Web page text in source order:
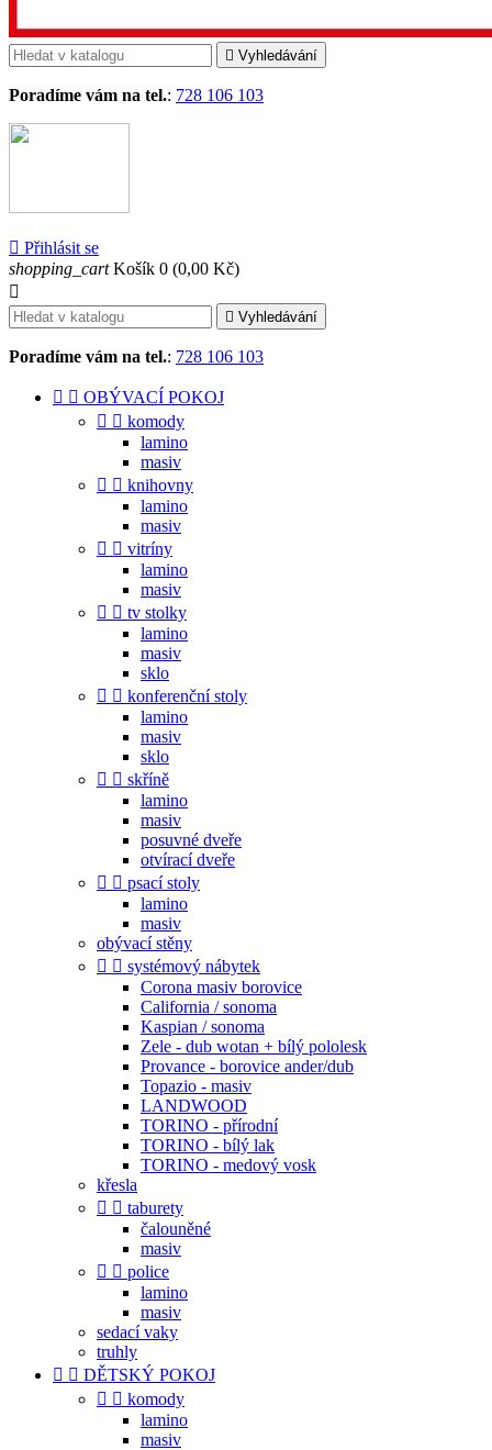
 Vyhledávání
Poradíme vám na tel.: 728 106 103
 Přihlásit se
shopping_cart Košík 0 (0,00 Kč)

 Vyhledávání
Poradíme vám na tel.: 728 106 103
  OBÝVACÍ POKOJ
  komody
lamino
masiv
  knihovny
lamino
masiv
  vitríny
lamino
masiv
  tv stolky
lamino
masiv
sklo
  konferenční stoly
lamino
masiv
sklo
  skříně
lamino
masiv
posuvné dveře
otvírací dveře
  psací stoly
lamino
masiv
obývací stěny
  systémový nábytek
Corona masiv borovice
California / sonoma
Kaspian / sonoma
Zele - dub wotan + bílý pololesk
Provance - borovice ander/dub
Topazio - masiv
LANDWOOD
TORINO - přírodní
TORINO - bílý lak
TORINO - medový vosk
křesla
  taburety
čalouněné
masiv
  police
lamino
masiv
sedací vaky
truhly
  DĚTSKÝ POKOJ
  komody
lamino
masiv